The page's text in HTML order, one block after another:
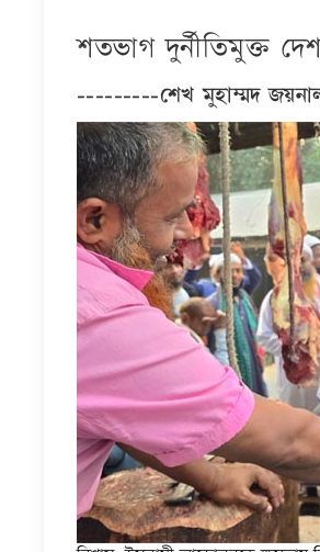
শতভাগ দুর্নীতিমুক্ত
---------শেখ মুহাম্মদ